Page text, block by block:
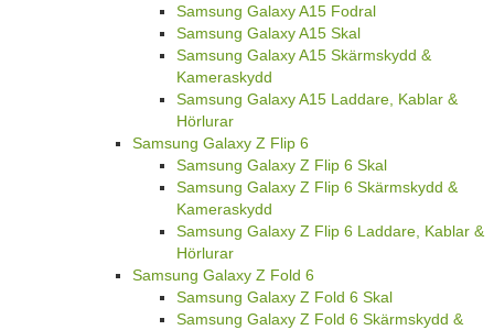
Samsung Galaxy A15 Fodral
Samsung Galaxy A15 Skal
Samsung Galaxy A15 Skärmskydd &
Kameraskydd
Samsung Galaxy A15 Laddare, Kablar &
Hörlurar
Samsung Galaxy Z Flip 6
Samsung Galaxy Z Flip 6 Skal
Samsung Galaxy Z Flip 6 Skärmskydd &
Kameraskydd
Samsung Galaxy Z Flip 6 Laddare, Kablar &
Hörlurar
Samsung Galaxy Z Fold 6
Samsung Galaxy Z Fold 6 Skal
Samsung Galaxy Z Fold 6 Skärmskydd &